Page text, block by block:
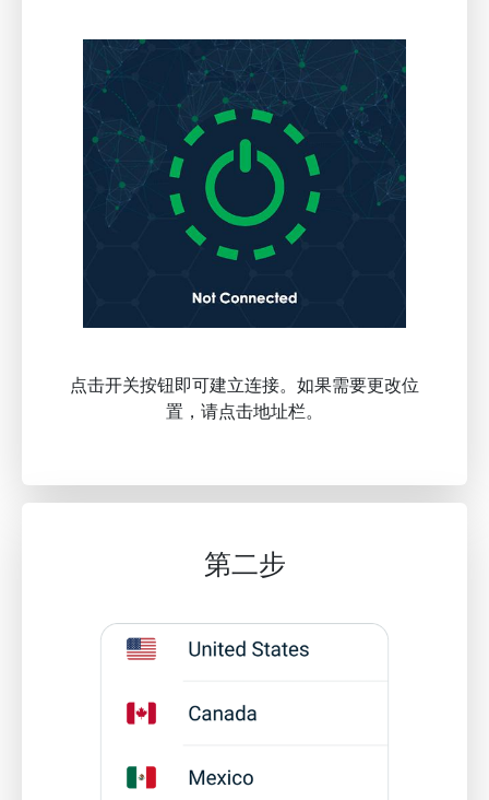
点击开关按钮即可建立连接。如果需要更改位
置，请点击地址栏。
第二步